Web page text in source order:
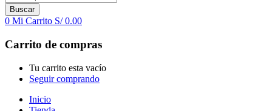
Buscar
0 Mi Carrito S/0.00
Carrito de compras
Tu carrito esta vacío
Seguir comprando
Inicio